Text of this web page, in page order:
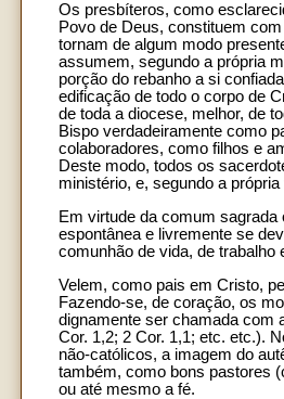
Os presbíteros, como
Povo de Deus, constituem
tornam de algum modo
assumem, segundo a própria
porção do rebanho a si
edificação de todo o corpo de
de toda a diocese, melhor, de
Bispo verdadeiramente como
colaboradores, como filhos e
Deste modo, todos os
ministério, e, segundo a
Em virtude da comum
espontânea e livremente se
comunhão de vida, de trabalho
Velem, como pais em Cristo,
Fazendo-se, de coração, os
dignamente ser chamada com
Cor. 1,2; 2 Cor. 1,1; etc. etc.).
não-católicos, a imagem do
também, como bons pastores
ou até mesmo a fé.